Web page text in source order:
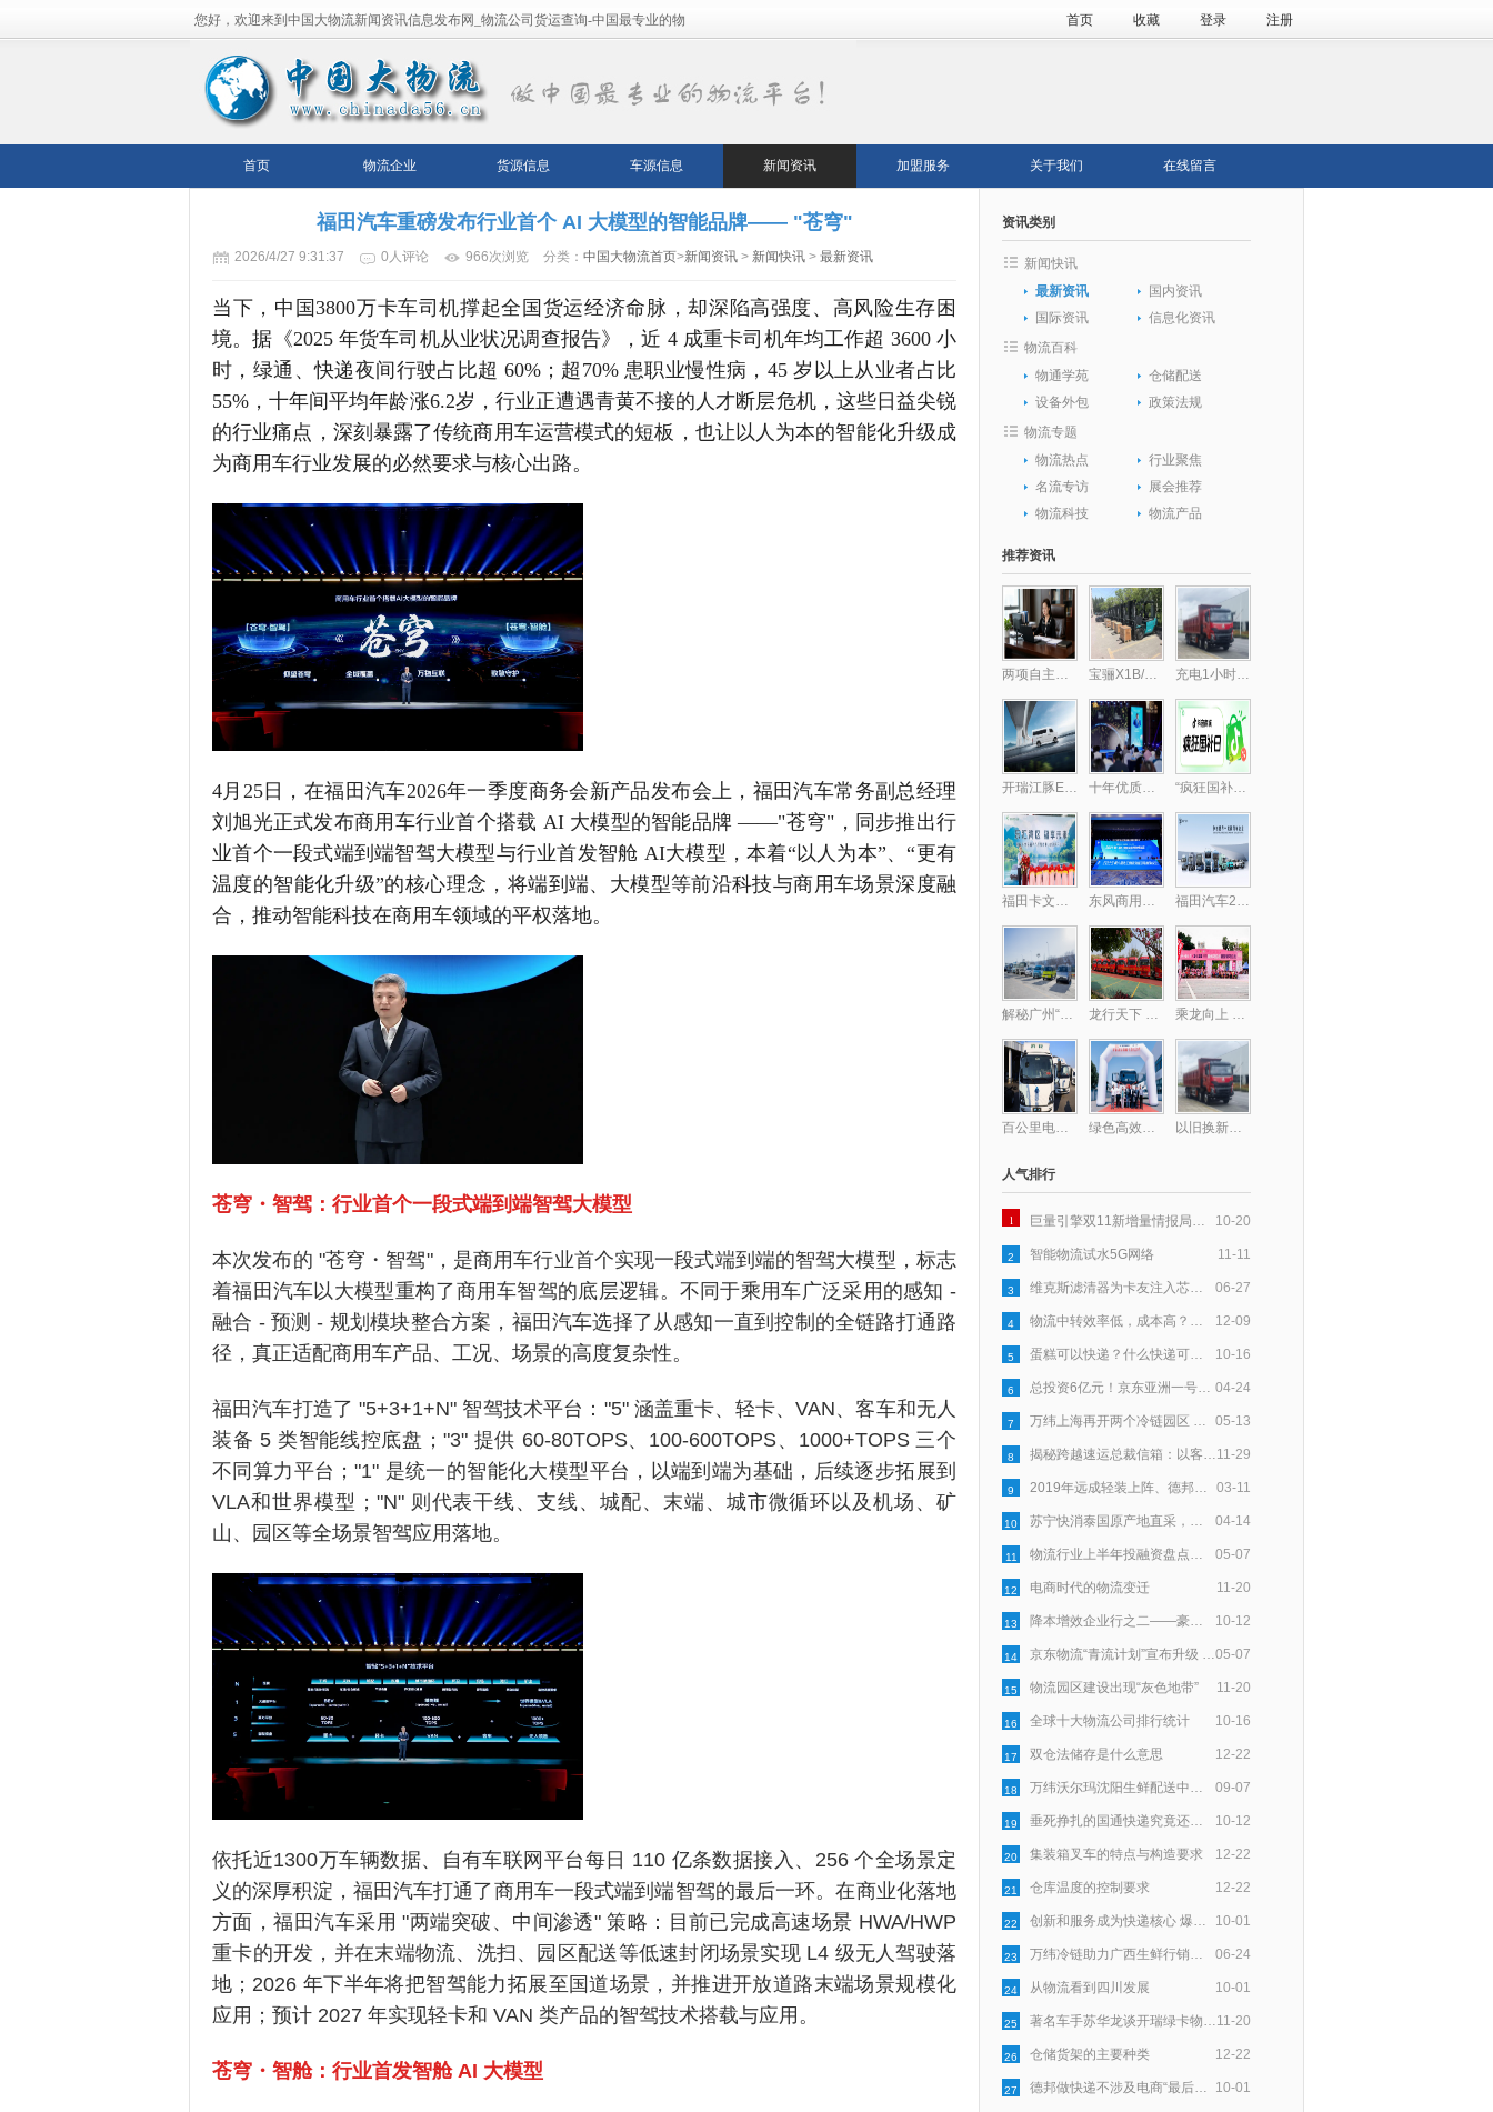
您好，欢迎来到中国大物流新闻资讯信息发布网_物流公司货运查询-中国最专业的物
流平台！
首页 收藏 登录 注册
首页 物流企业 货源信息 车源信息 新闻资讯 加盟服务 关于我们 在线留言
福田汽车重磅发布行业首个 AI 大模型的智能品牌—— "苍穹"
2026/4/27 9:31:37 0人评论 966次浏览 分类： 中国大物流首页>新闻资讯 > 新闻快讯 > 最新资讯
当下，中国3800万卡车司机撑起全国货运经济命脉，却深陷高强度、高风险生存困
境。据《2025 年货车司机从业状况调查报告》，近 4 成重卡司机年均工作超 3600 小
时，绿通、快递夜间行驶占比超 60%；超70% 患职业慢性病，45 岁以上从业者占比
55%，十年间平均年龄涨6.2岁，行业正遭遇青黄不接的人才断层危机，这些日益尖锐
的行业痛点，深刻暴露了传统商用车运营模式的短板，也让以人为本的智能化升级成
为商用车行业发展的必然要求与核心出路。
4月25日，在福田汽车2026年一季度商务会新产品发布会上，福田汽车常务副总经理
刘旭光正式发布商用车行业首个搭载 AI 大模型的智能品牌 ——"苍穹"，同步推出行
业首个一段式端到端智驾大模型与行业首发智舱 AI大模型，本着“以人为本”、“更有
温度的智能化升级”的核心理念，将端到端、大模型等前沿科技与商用车场景深度融
合，推动智能科技在商用车领域的平权落地。
苍穹・智驾：行业首个一段式端到端智驾大模型
本次发布的 "苍穹・智驾"，是商用车行业首个实现一段式端到端的智驾大模型，标志
着福田汽车以大模型重构了商用车智驾的底层逻辑。不同于乘用车广泛采用的感知 -
融合 - 预测 - 规划模块整合方案，福田汽车选择了从感知一直到控制的全链路打通路
径，真正适配商用车产品、工况、场景的高度复杂性。
福田汽车打造了 "5+3+1+N" 智驾技术平台："5" 涵盖重卡、轻卡、VAN、客车和无人
装备 5 类智能线控底盘；"3" 提供 60-80TOPS、100-600TOPS、1000+TOPS 三个
不同算力平台；"1" 是统一的智能化大模型平台，以端到端为基础，后续逐步拓展到
VLA和世界模型；"N" 则代表干线、支线、城配、末端、城市微循环以及机场、矿
山、园区等全场景智驾应用落地。
依托近1300万车辆数据、自有车联网平台每日 110 亿条数据接入、256 个全场景定
义的深厚积淀，福田汽车打通了商用车一段式端到端智驾的最后一环。在商业化落地
方面，福田汽车采用 "两端突破、中间渗透" 策略：目前已完成高速场景 HWA/HWP
重卡的开发，并在末端物流、洗扫、园区配送等低速封闭场景实现 L4 级无人驾驶落
地；2026 年下半年将把智驾能力拓展至国道场景，并推进开放道路末端场景规模化
应用；预计 2027 年实现轻卡和 VAN 类产品的智驾技术搭载与应用。
苍穹・智舱：行业首发智舱 AI 大模型
资讯类别
新闻快讯
最新资讯
国内资讯
国际资讯
信息化资讯
物流百科
物通学苑
仓储配送
设备外包
政策法规
物流专题
物流热点
行业聚焦
名流专访
展会推荐
物流科技
物流产品
推荐资讯
两项自主核心技术破局行业痛点 包静引领跨境供应链数字化升级,库存周转效率提升30% 宝骊X1B/X3B批量交付，驱动“中国镁都”物料搬运绿色跃迁 充电1小时畅行300公里，乘龙H7纯电自卸破解里程焦虑
开瑞江豚E5/E7客运版上市，全面升级带来乘用级体验 十年优质乳工程，24小时鲜牛乳以鲜活“质”敬时代 “疯狂国补日”四五月加码再变身？上抖音享国补的背后，耐消行业商家机会来了
福田卡文乐福中山上市，智慧绿流打通珠三角新格局 东风商用车携龙擎3.0动力链强势亮相2025化工物流安全环保发展论坛 福田汽车2025年一季度新能源销量同比大增174.2%，持续领跑新能源市场
解秘广州“钻石型”顶层物流网络的最后一块拼图——广州东部公铁联运枢纽 龙行天下 以客为先丨龙擎动力爆单130台！助力钢铁物流提质增效 乘龙向上 共赴星海，乘龙跑团2025柳州马拉松激情开跑
百公里电耗低至31度，乘龙L2V新能源轻卡助卡友钱程似锦 绿色高效双驱动！德铁信可在华部署首批醇氢重卡 以旧换新至高补贴17万！乘龙H7纯电自卸换购正当时
人气排行
10-20
1 巨量引擎双11新增量情报局｜以「货」为核，多效并举让新品打爆更高效
11-11
2 智能物流试水5G网络
06-27
3 维克斯滤清器为卡友注入芯力量，爱心大派送全国盛启
12-09
4 物流中转效率低，成本高？跨越速运以科技赋能，助力产业升级
10-16
5 蛋糕可以快递？什么快递可以寄蛋糕？
04-24
6 总投资6亿元！京东亚洲一号鹤壁浚县物流园基建已完成50％
05-13
7 万纬上海再开两个冷链园区 守护舌尖上的食品安全
11-29
8 揭秘跨越速运总裁信箱：以客户为中心，五年收信6万封
03-11
9 2019年远成轻装上阵、德邦进军大件、安能要“活下去”
04-14
10 苏宁快消泰国原产地直采，智慧物流助力72小时速达
05-07
11 物流行业上半年投融资盘点：100亿资金一半入零担，一半向技术
11-20
12 电商时代的物流变迁
10-12
13 降本增效企业行之二——豪狼物流：服务细节上用“新”深耕
05-07
14 京东物流“青流计划”宣布升级 聚焦末端回收再利用
11-20
15 物流园区建设出现“灰色地带”
10-16
16 全球十大物流公司排行统计
12-22
17 双仓法储存是什么意思
09-07
18 万纬沃尔玛沈阳生鲜配送中心正式开仓
10-12
19 垂死挣扎的国通快递究竟还能撑多久？
12-22
20 集装箱叉车的特点与构造要求
12-22
21 仓库温度的控制要求
10-01
22 创新和服务成为快递核心 爆发式增长带来时代契机
06-24
23 万纬冷链助力广西生鲜行销全国
10-01
24 从物流看到四川发展
11-20
25 著名车手苏华龙谈开瑞绿卡物流与安全
12-22
26 仓储货架的主要种类
10-01
27 德邦做快递不涉及电商“最后一公里”配送